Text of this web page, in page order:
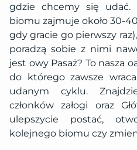
gdzie chcemy się udać.
biomu zajmuje około 30-
gdy gracie go pierwszy
poradzą sobie z nimi
jest owy Pasaż? To nasza
do którego zawsze
udanym cyklu.
członków załogi oraz
ulepszycie postać,
kolejnego biomu czy